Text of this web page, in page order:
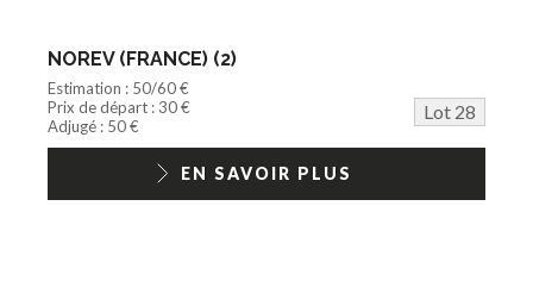
NOREV (FRANCE) (2)
Estimation : 50/60 €
Prix de départ : 30 €
Lot 28
Adjugé : 50 €
EN SAVOIR PLUS